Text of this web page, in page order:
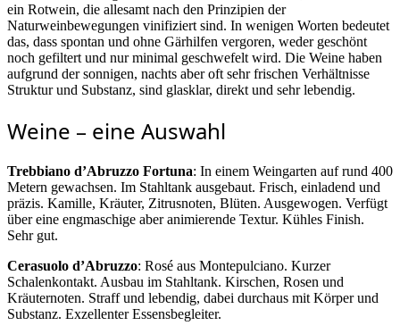
ein Rotwein, die allesamt nach den Prinzipien der
Naturweinbewegungen vinifiziert sind. In wenigen Worten bedeutet
das, dass spontan und ohne Gärhilfen vergoren, weder geschönt
noch gefiltert und nur minimal geschwefelt wird. Die Weine haben
aufgrund der sonnigen, nachts aber oft sehr frischen Verhältnisse
Struktur und Substanz, sind glasklar, direkt und sehr lebendig.
Weine – eine Auswahl
Trebbiano d’Abruzzo Fortuna: In einem Weingarten auf rund 400
Metern gewachsen. Im Stahltank ausgebaut. Frisch, einladend und
präzis. Kamille, Kräuter, Zitrusnoten, Blüten. Ausgewogen. Verfügt
über eine engmaschige aber animierende Textur. Kühles Finish.
Sehr gut.
Cerasuolo d’Abruzzo: Rosé aus Montepulciano. Kurzer
Schalenkontakt. Ausbau im Stahltank. Kirschen, Rosen und
Kräuternoten. Straff und lebendig, dabei durchaus mit Körper und
Substanz. Exzellenter Essensbegleiter.